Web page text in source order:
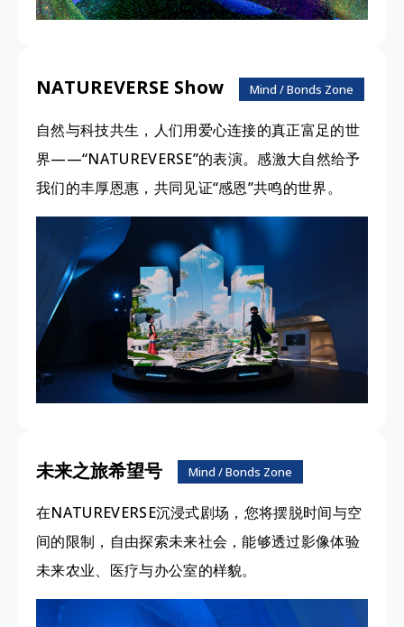
NATUREVERSE Show Mind / Bonds Zone
自然与科技共生，人们用爱心连接的真正富足的世
界——“NATUREVERSE”的表演。感激大自然给予
我们的丰厚恩惠，共同见证“感恩”共鸣的世界。
未来之旅希望号 Mind / Bonds Zone
在NATUREVERSE沉浸式剧场，您将摆脱时间与空
间的限制，自由探索未来社会，能够透过影像体验
未来农业、医疗与办公室的样貌。